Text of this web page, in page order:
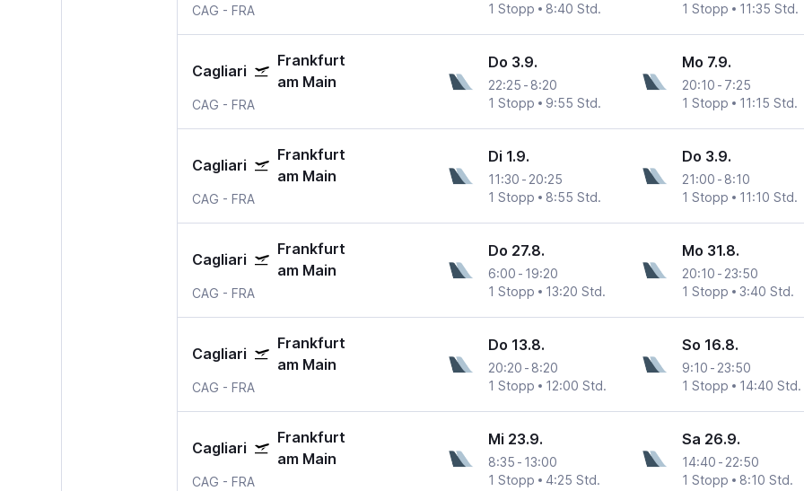
CAG - FRA
1 Stopp
8:40 Std.
1 Stopp
11:35 Std.
Cagliari
Frankfurt
am Main
CAG - FRA
Do 3.9.
22:25 - 8:20
1 Stopp
9:55 Std.
Mo 7.9.
20:10 - 7:25
1 Stopp
11:15 Std.
Cagliari
Frankfurt
am Main
CAG - FRA
Di 1.9.
11:30 - 20:25
1 Stopp
8:55 Std.
Do 3.9.
21:00 - 8:10
1 Stopp
11:10 Std.
Cagliari
Frankfurt
am Main
CAG - FRA
Do 27.8.
6:00 - 19:20
1 Stopp
13:20 Std.
Mo 31.8.
20:10 - 23:50
1 Stopp
3:40 Std.
Cagliari
Frankfurt
am Main
CAG - FRA
Do 13.8.
20:20 - 8:20
1 Stopp
12:00 Std.
So 16.8.
9:10 - 23:50
1 Stopp
14:40 Std.
Cagliari
Frankfurt
am Main
CAG - FRA
Mi 23.9.
8:35 - 13:00
1 Stopp
4:25 Std.
Sa 26.9.
14:40 - 22:50
1 Stopp
8:10 Std.